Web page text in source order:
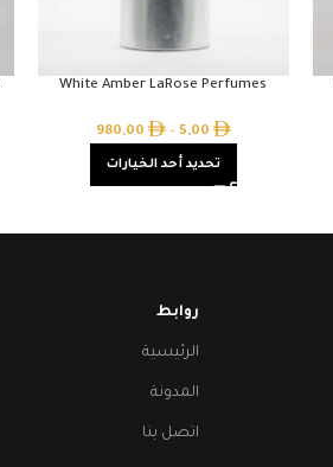
White Amber LaRose Perfumes
5,00
–
980,00
تحديد أحد الخيارات
روابط
الرئيسية
المدونة
اتصل بنا